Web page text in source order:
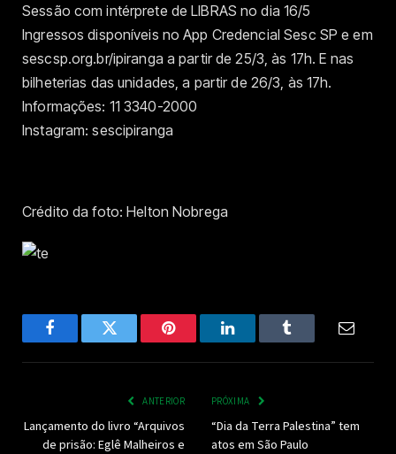
Sessão com intérprete de LIBRAS no dia 16/5
Ingressos disponíveis no App Credencial Sesc SP e em
sescsp.org.br/ipiranga a partir de 25/3, às 17h. E nas
bilheterias das unidades, a partir de 26/3, às 17h.
Informações: 11 3340-2000
Instagram: sescipiranga
Crédito da foto: Helton Nobrega
FacebookTwitter Pinterest LinkedInTumblr
ANTERIOR
Lançamento do livro “Arquivos
de prisão: Eglê Malheiros e
PRÓXIMA
“Dia da Terra Palestina” tem
atos em São Paulo